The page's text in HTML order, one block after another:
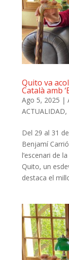
Quito va
Català amb
Ago 5, 2025 |
ACTUALIDAD,
Del 29 al 31
Benjamí
l’escenari de
Quito, un
destaca el